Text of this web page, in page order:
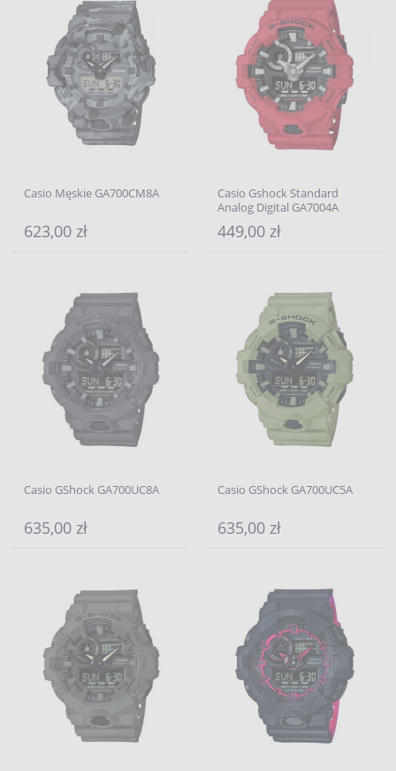
Casio Męskie GA700CM8A
623,00 zł
Casio Gshock Standard
Analog Digital GA7004A
449,00 zł
Casio GShock GA700UC8A
635,00 zł
Casio GShock GA700UC5A
635,00 zł